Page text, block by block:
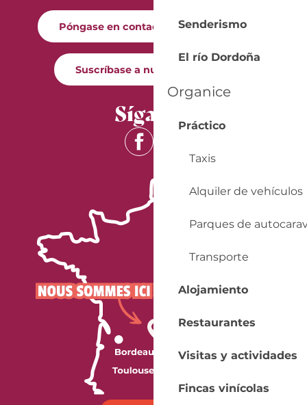
Senderismo
El río Dordoña
Organice
Práctico
Taxis
Alquiler de vehículos
Parques de
Transporte
Alojamiento
Restaurantes
Visitas y actividades
Fincas vinícolas
Póngase en contacto con nosotros
Suscríbase a nuestro boletín
Síganos